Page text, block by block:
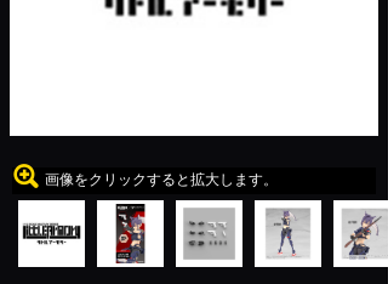
画像をクリックすると拡大します。